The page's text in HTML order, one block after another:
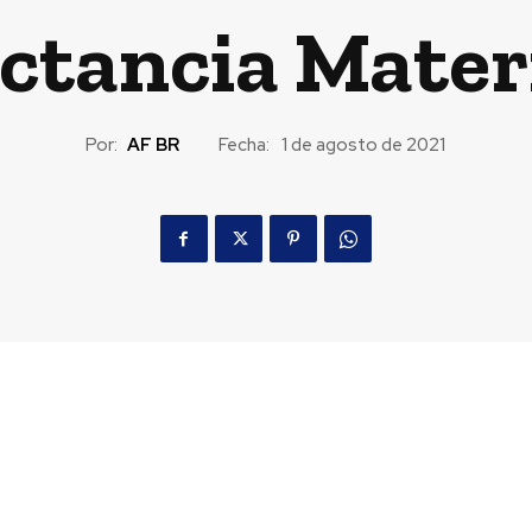
Por: AF BR Fecha: 1 de agosto de 2021